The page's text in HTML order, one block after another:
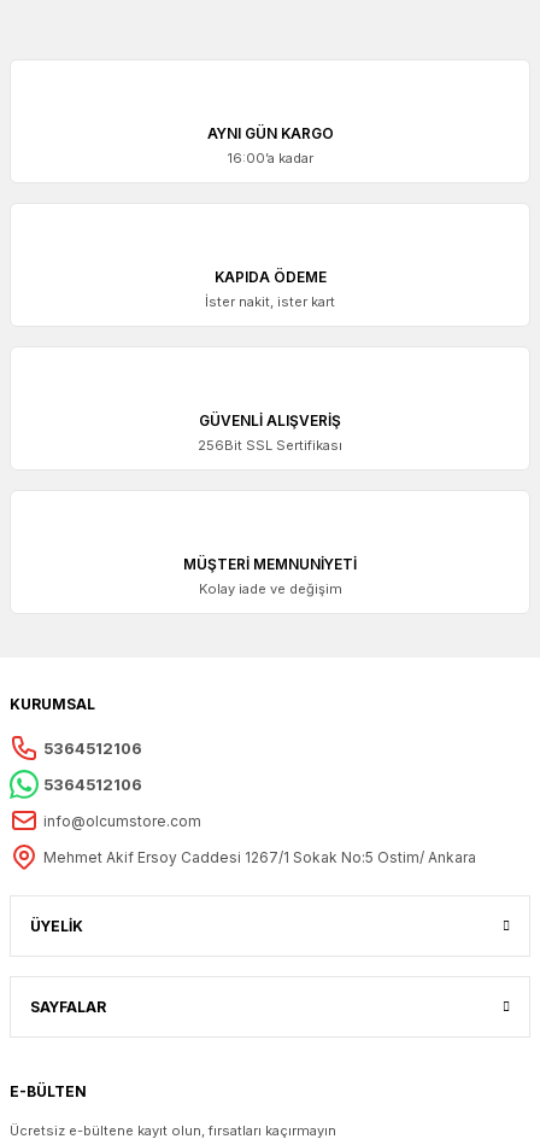
AYNI GÜN KARGO
16:00’a kadar
KAPIDA ÖDEME
İster nakit, ister kart
GÜVENLİ ALIŞVERİŞ
256Bit SSL Sertifikası
MÜŞTERİ MEMNUNİYETİ
Kolay iade ve değişim
KURUMSAL
5364512106
5364512106
info@olcumstore.com
Mehmet Akif Ersoy Caddesi 1267/1 Sokak No:5 Ostim/ Ankara
ÜYELİK
SAYFALAR
E-BÜLTEN
Ücretsiz e-bültene kayıt olun, fırsatları kaçırmayın